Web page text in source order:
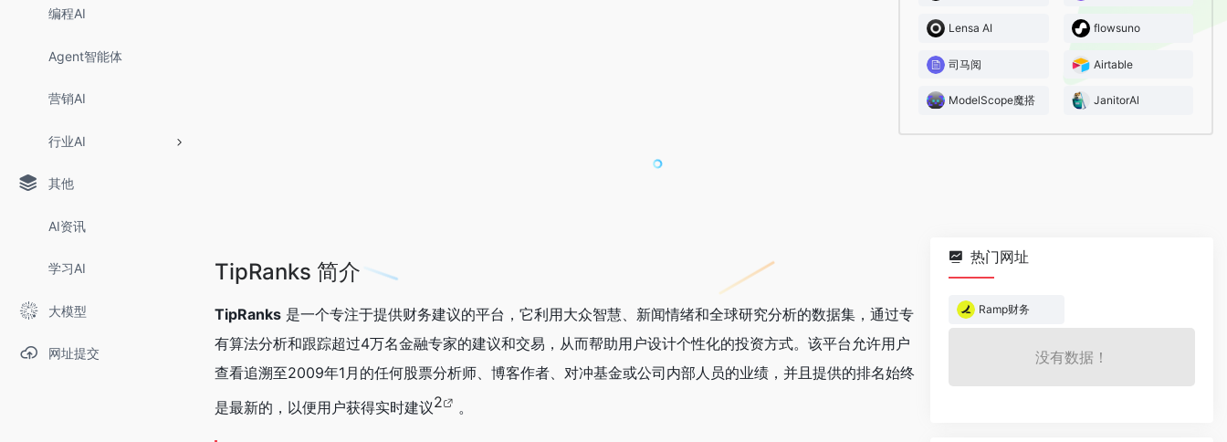
编程AI
Agent智能体
营销AI
行业AI
其他
AI资讯
学习AI
大模型
网址提交
Lensa AI flowsuno
司马阅 Airtable
ModelScope魔搭 JanitorAl
TipRanks 简介
TipRanks 是一个专注于提供财务建议的平台，它利用大众智慧、新闻情绪和全球研究分析的数据集，通过专
有算法分析和跟踪超过4万名金融专家的建议和交易，从而帮助用户设计个性化的投资方式。该平台允许用户
查看追溯至2009年1月的任何股票分析师、博客作者、对冲基金或公司内部人员的业绩，并且提供的排名始终
是最新的，以便用户获得实时建议2 。
热门网址
Ramp财务
没有数据！